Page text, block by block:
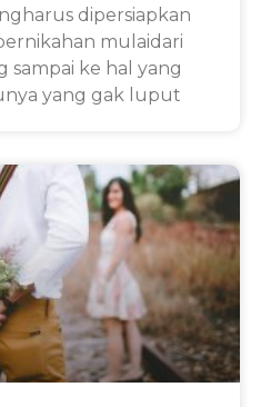
dipersiapkan
mulaidari
ke hal yang
yang gak luput